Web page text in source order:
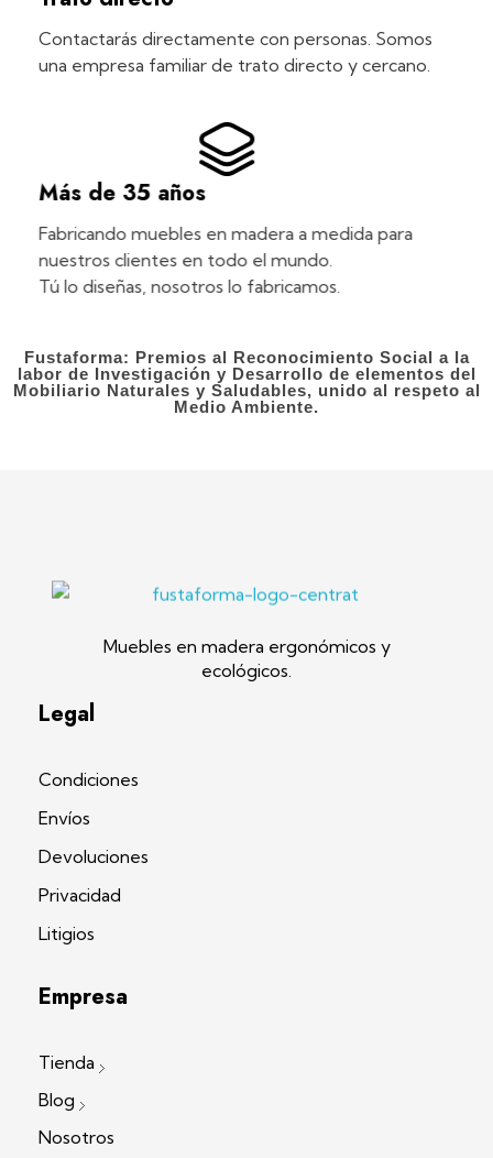
Contactarás directamente con personas. Somos
una empresa familiar de trato directo y cercano.
Más de 35 años
Fabricando muebles en madera a medida para
nuestros clientes en todo el mundo.
Tú lo diseñas, nosotros lo fabricamos.
Fustaforma: Premios al Reconocimiento Social a la
labor de Investigación y Desarrollo de elementos del
Mobiliario Naturales y Saludables, unido al respeto al
Medio Ambiente.
Muebles en madera ergonómicos y
ecológicos.
Legal
Condiciones
Envíos
Devoluciones
Privacidad
Litigios
Empresa
Tienda
Blog
Nosotros